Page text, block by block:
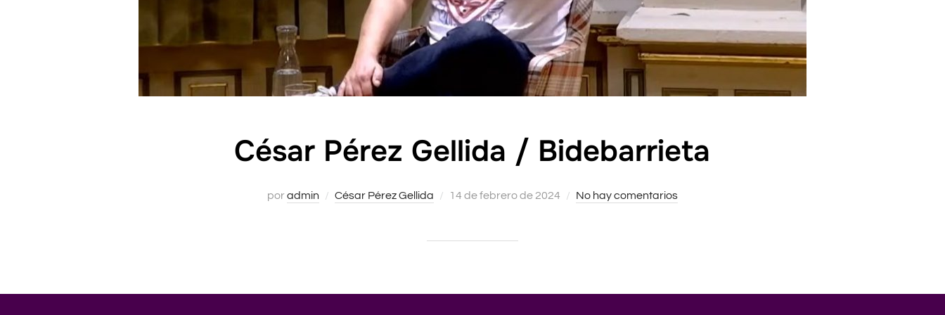
César Pérez Gellida / Bidebarrieta
poradmin César Pérez Gellida
Publicado
14 de febrero de 2024 No hay comentarios